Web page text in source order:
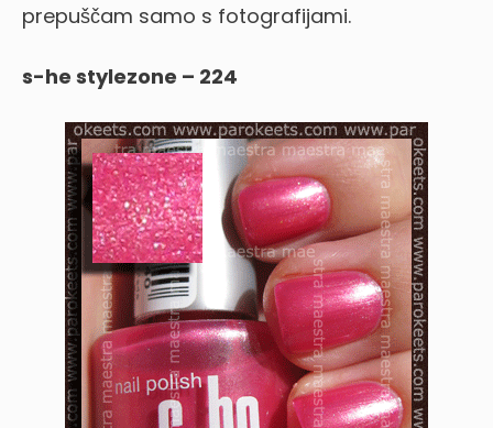
prepuščam samo s fotografijami.
s-he stylezone – 224